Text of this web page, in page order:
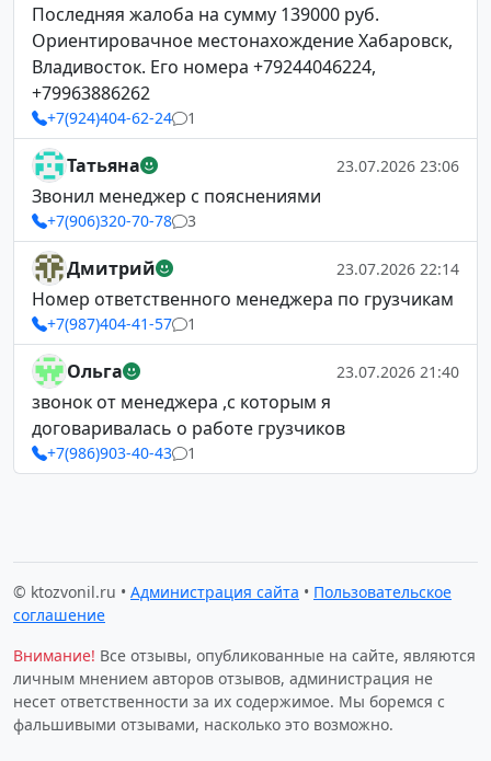
Последняя жалоба на сумму 139000 руб.
Ориентировачное местонахождение Хабаровск,
Владивосток. Его номера +79244046224,
+79963886262
+7(924)404-62-24 1
Татьяна 23.07.2026 23:06
Звонил менеджер с пояснениями
+7(906)320-70-78 3
Дмитрий 23.07.2026 22:14
Номер ответственного менеджера по грузчикам
+7(987)404-41-57 1
Ольга 23.07.2026 21:40
звонок от менеджера ,с которым я
договаривалась о работе грузчиков
+7(986)903-40-43 1
© ktozvonil.ru • Администрация сайта • Пользовательское
соглашение
Внимание! Все отзывы, опубликованные на сайте, являются
личным мнением авторов отзывов, администрация не
несет ответственности за их содержимое. Мы боремся с
фальшивыми отзывами, насколько это возможно.